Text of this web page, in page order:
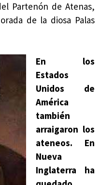
Partenón de Atenas,
de la diosa Palas
En los
Estados
Unidos de
América
también
arraigaron los
ateneos. En
Nueva
Inglaterra ha